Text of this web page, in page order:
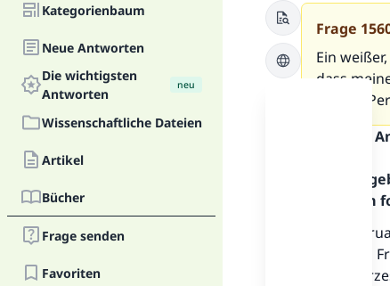
Kategorienbaum
Neue Antworten
Die wichtigsten
Antworten
neu
Wissenschaftliche Dateien
Artikel
Bücher
Frage senden
Favoriten
Frage
Ein
dass
meiner
Inhalt der
Alles Lob
Allahs. Um
Die
Segen und
ein